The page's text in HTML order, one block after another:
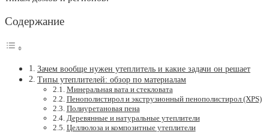
Содержание
Зачем вообще нужен утеплитель и какие задачи он решает
Типы утеплителей: обзор по материалам
Минеральная вата и стекловата
Пенополистирол и экструзионный пенополистирол (XPS)
Полиуретановая пена
Деревянные и натуральные утеплители
Целлюлоза и композитные утеплители